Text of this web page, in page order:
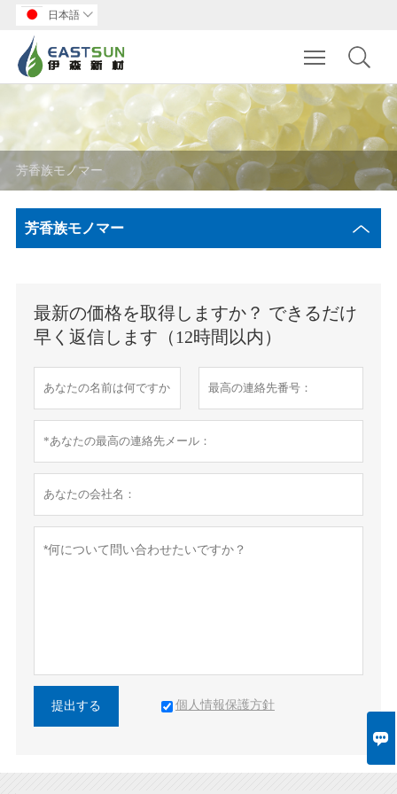

日本語 
Toggle
芳香族モノマー
芳香族モノマー
最新の価格を取得しますか？ できるだけ
早く返信します（12時間以内）
提出する 個人情報保護方針